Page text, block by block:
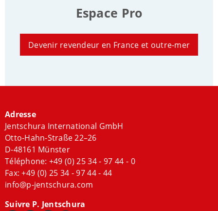
Espace Pro
Devenir revendeur en France et outre-mer
Adresse
Jentschura International GmbH
Otto-Hahn-Straße 22–26
D-48161 Münster
Téléphone: +49 (0) 25 34 - 97 44 - 0
Fax: +49 (0) 25 34 - 97 44 - 44
info@p-jentschura.com
Suivre P. Jentschura